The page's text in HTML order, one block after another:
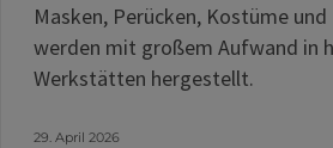
Masken, Perücken, Kostüme
werden mit großem Aufwand in
Werkstätten hergestellt.
29. April 2026